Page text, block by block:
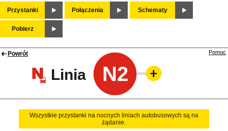
Przystanki Połączenia Schematy
Pobierz
Powrót
Linia N2
Pomoc
Wszystkie przystanki na nocnych liniach autobusowych są na
żądanie.